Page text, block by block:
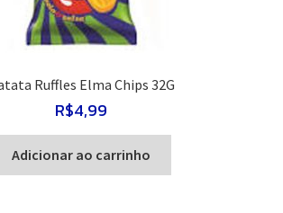
Ruffles Elma Chips 32G
R$4,99
Adicionar ao carrinho